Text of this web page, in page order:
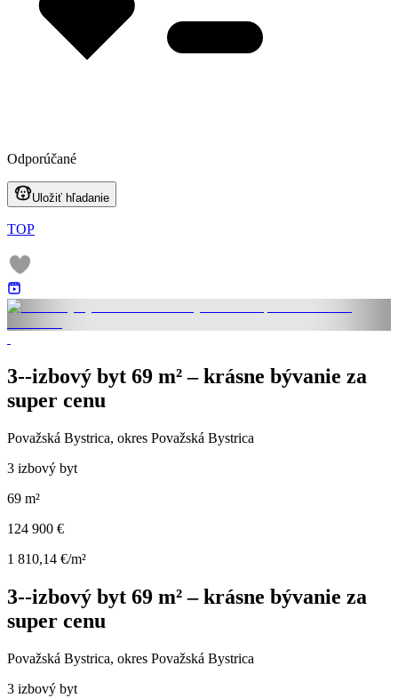
Odporúčané
Uložiť hľadanie
TOP
3--izbový byt 69 m² – krásne bývanie za
super cenu
Považská Bystrica, okres Považská Bystrica
3 izbový byt
69 m²
124 900 €
1 810,14 €/m²
3--izbový byt 69 m² – krásne bývanie za
super cenu
Považská Bystrica, okres Považská Bystrica
3 izbový byt